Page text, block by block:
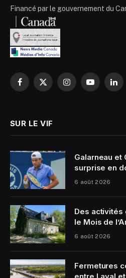
Financé par le gouvernement du
Facebook
X
InstagramYouTube
SUR LE VIF
Galarneau et
surprise en
6 août 2026
Des activités
le Mois de
6 août 2026
Fermetures